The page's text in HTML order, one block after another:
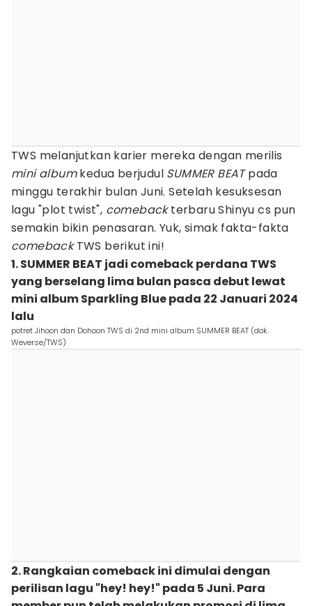
TWS melanjutkan karier mereka dengan merilis
mini albumkedua berjudul SUMMER BEATpada
minggu terakhir bulan Juni. Setelah kesuksesan
lagu "plot twist", comebackterbaru Shinyu cs pun
semakin bikin penasaran. Yuk, simak fakta-fakta
comebackTWS berikut ini!
1. SUMMER BEAT jadi comeback perdana TWS
yang berselang lima bulan pasca debut lewat
mini album Sparkling Blue pada 22 Januari 2024
lalu
potret Jihoon dan Dohoon TWS di 2nd mini album SUMMER BEAT (dok.
Weverse/TWS)
2. Rangkaian comeback ini dimulai dengan
perilisan lagu "hey! hey!" pada 5 Juni. Para